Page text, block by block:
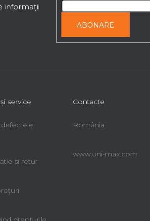
informaţii
ABONARE
service
si retur
Contacte
România
www.uni-max.com